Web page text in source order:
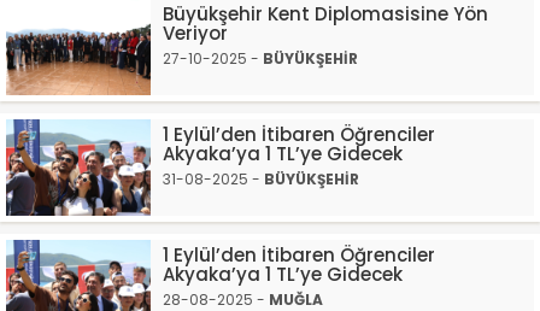
Büyükşehir Kent Diplomasisine Yön
Veriyor
27-10-2025 - BÜYÜKŞEHİR
1 Eylül’den İtibaren Öğrenciler
Akyaka’ya 1 TL’ye Gidecek
31-08-2025 - BÜYÜKŞEHİR
1 Eylül’den İtibaren Öğrenciler
Akyaka’ya 1 TL’ye Gidecek
28-08-2025 - MUĞLA